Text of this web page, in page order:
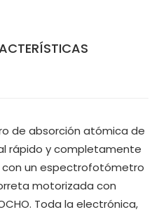
de absorción atómica de
rápido y completamente
un espectrofotómetro
motorizada con
Toda la electrónica,